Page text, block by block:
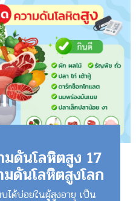
ดันโลหิตสูง 17
ดันโลหิตสูงโลก
ได้บ่อยในผู้สูงอายุ เป็น